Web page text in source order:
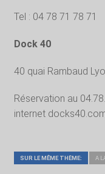
Tel : 04 78 71 78 71
Dock 40
40 quai Rambaud
Réservation au
internet
SUR LE MÊME THÈME: A